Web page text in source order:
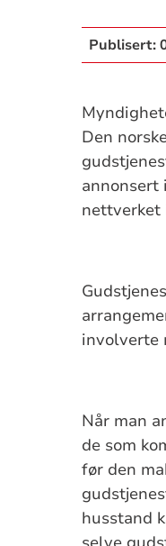
Publisert:
Den
annonsert
nettverket
involverte
Når man
de som
før den
husstand